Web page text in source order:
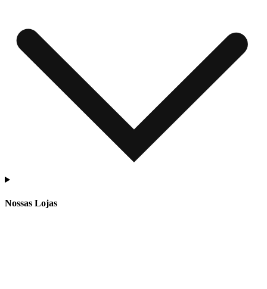
Nossas Lojas